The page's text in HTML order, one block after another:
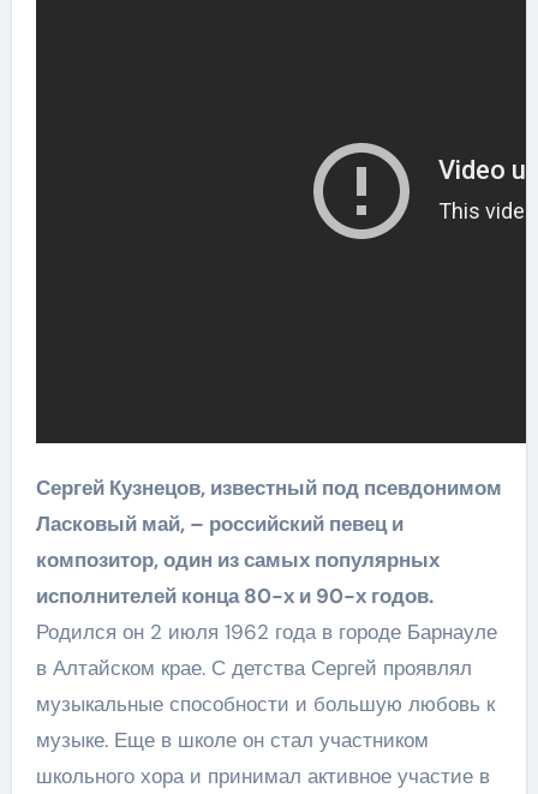
Сергей Кузнецов, известный под псевдонимом
Ласковый май, – российский певец и
композитор, один из самых популярных
исполнителей конца 80-х и 90-х годов.
Родился он 2 июля 1962 года в городе Барнауле
в Алтайском крае. С детства Сергей проявлял
музыкальные способности и большую любовь к
музыке. Еще в школе он стал участником
школьного хора и принимал активное участие в